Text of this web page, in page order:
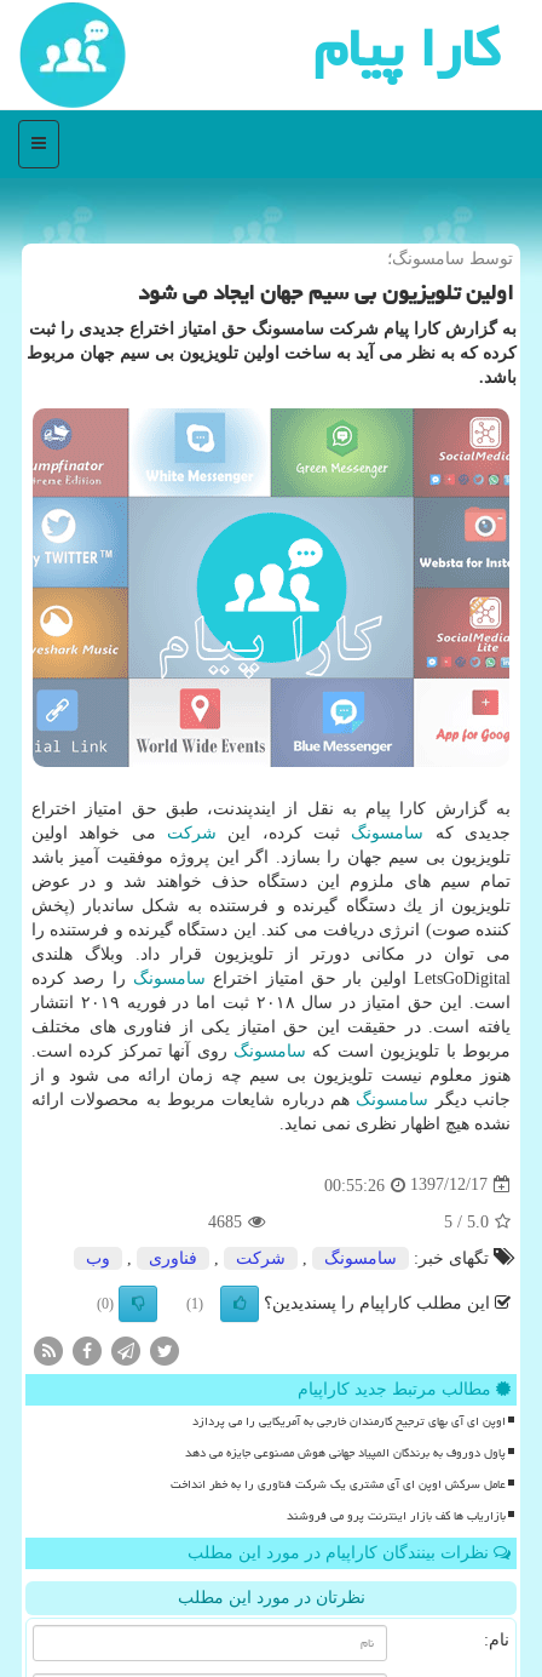
كارا پیام
منو
توسط سامسونگ؛
اولین تلویزیون بی سیم جهان ایجاد می شود
به گزارش كارا پیام شركت سامسونگ حق امتیاز اختراع جدیدی را ثبت
كرده كه به نظر می آید به ساخت اولین تلویزیون بی سیم جهان مربوط
باشد.
به گزارش كارا پیام به نقل از ایندپندنت، طبق حق امتیاز اختراع
جدیدی كه سامسونگ ثبت كرده، این شركت می خواهد اولین
تلویزیون بی سیم جهان را بسازد. اگر این پروژه موفقیت آمیز باشد
تمام سیم های ملزوم این دستگاه حذف خواهند شد و در عوض
تلویزیون از یك دستگاه گیرنده و فرستنده به شكل ساندبار (پخش
كننده صوت) انرژی دریافت می كند. این دستگاه گیرنده و فرستنده را
می توان در مكانی دورتر از تلویزیون قرار داد. وبلاگ هلندی
LetsGoDigital اولین بار حق امتیاز اختراع
سامسونگ را رصد كرده
است. این حق امتیاز در سال ۲۰۱۸ ثبت اما در فوریه ۲۰۱۹ انتشار
یافته است. در حقیقت این حق امتیاز یكی از فناوری های مختلف
مربوط با تلویزیون است كه سامسونگ روی آنها تمركز كرده است.
هنوز معلوم نیست تلویزیون بی سیم چه زمان ارائه می شود و از
جانب دیگر سامسونگ هم درباره شایعات مربوط به محصولات ارائه
نشده هیچ اظهار نظری نمی نماید.
1397/12/17
00:55:26
5.0
/ 5
4685
تگهای خبر:
سامسونگ شركت فناوری وب
این مطلب کاراپیام را پسندیدین؟ (1)
(0)
مطالب مرتبط جدید کاراپیام
اوپن ای آی بهای ترجیح کارمندان خارجی به آمریکایی را می پردازد
پاول دوروف به برندگان المپیاد جهانی هوش مصنوعی جایزه می دهد
عامل سرکش اوپن ای آی مشتری یک شرکت فناوری را به خطر انداخت
بازاریاب ها کف بازار اینترنت پرو می فروشند
نظرات بینندگان کاراپیام در مورد این مطلب
نظرتان در مورد این مطلب
نام: